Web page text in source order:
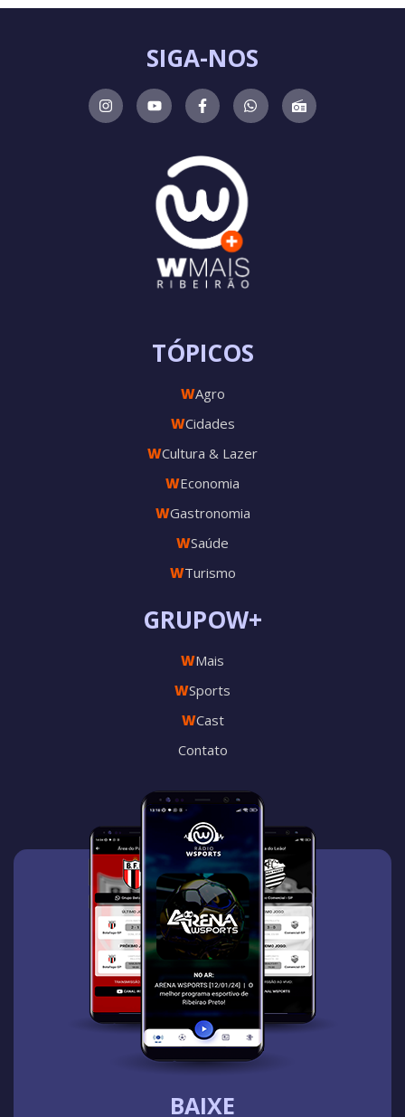
BAIXE
GRUPOW+
WMais
WSports
WCast
Contato
TÓPICOS
WAgro
WCidades
WCultura & Lazer
WEconomia
WGastronomia
WSaúde
WTurismo
SIGA-NOS